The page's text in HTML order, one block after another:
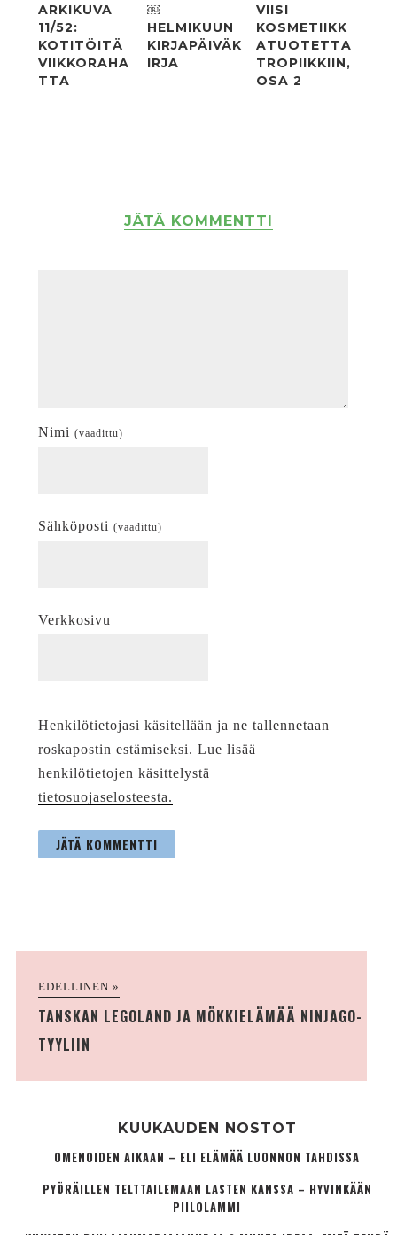
ARKIKUVA
11/52:
KOTITÖITÄ
VIIKKORAHA
TTA
￼
HELMIKUUN
KIRJAPÄIVÄK
IRJA
VIISI
KOSMETIIKK
ATUOTETTA
TROPIIKKIIN,
OSA 2
JÄTÄ KOMMENTTI
Nimi (vaadittu)
Sähköposti (vaadittu)
Verkkosivu
Henkilötietojasi käsitellään ja ne tallennetaan
roskapostin estämiseksi. Lue lisää
henkilötietojen käsittelystä
tietosuojaselosteesta.
EDELLINEN »
TANSKAN LEGOLAND JA MÖKKIELÄMÄÄ NINJAGO-
TYYLIIN
KUUKAUDEN NOSTOT
OMENOIDEN AIKAAN – ELI ELÄMÄÄ LUONNON TAHDISSA
PYÖRÄILLEN TELTTAILEMAAN LASTEN KANSSA – HYVINKÄÄN
PIILOLAMMI